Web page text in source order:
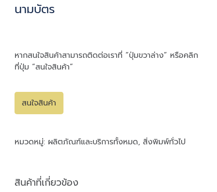
นามบัตร
หากสนใจสินค้าสามารถติดต่อเราที่ “ปุ่มขวาล่าง” หรือคลิก
ที่ปุ่ม “สนใจสินค้า”
สนใจสินค้า
หมวดหมู่: ผลิตภัณฑ์และบริการทั้งหมด, สิ่งพิมพ์ทั่วไป
สินค้าที่เกี่ยวข้อง